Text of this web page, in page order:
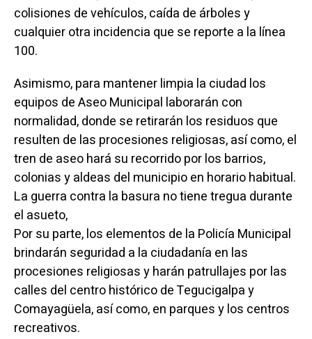
colisiones de vehículos, caída de árboles y
cualquier otra incidencia que se reporte a la línea
100.
Asimismo, para mantener limpia la ciudad los
equipos de Aseo Municipal laborarán con
normalidad, donde se retirarán los residuos que
resulten de las procesiones religiosas, así como, el
tren de aseo hará su recorrido por los barrios,
colonias y aldeas del municipio en horario habitual.
La guerra contra la basura no tiene tregua durante
el asueto,
Por su parte, los elementos de la Policía Municipal
brindarán seguridad a la ciudadanía en las
procesiones religiosas y harán patrullajes por las
calles del centro histórico de Tegucigalpa y
Comayagüela, así como, en parques y los centros
recreativos.